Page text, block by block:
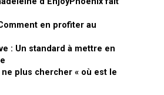
en profiter au
: Un standard à mettre en
plus chercher « où est le